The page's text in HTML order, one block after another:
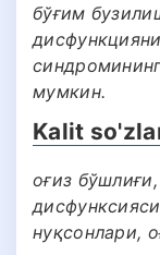
бўғим
мумкин.
Kalit
оғиз
нуқсонлари,